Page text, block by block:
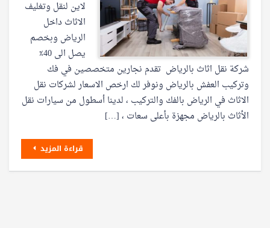
لاين لنقل وتغليف
الاثاث داخل
الرياض وبخصم
يصل الى 40٪
شركة نقل اثاث بالرياض تقدم نجارين متخصصين في فك
وتركيب العفش بالرياض ونوفر لك ارخص الاسعار لشركات نقل
الاثاث في الرياض بالفك والتركيب ، لدينا أسطول من سيارات نقل
الأثاث بالرياض مجهزة بأعلى سعات ، […]
قراءة المزيد